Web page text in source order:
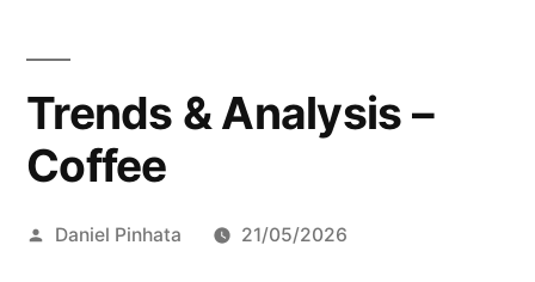
Trends & Analysis –
Coffee
Publicado
Daniel Pinhata 21/05/2026